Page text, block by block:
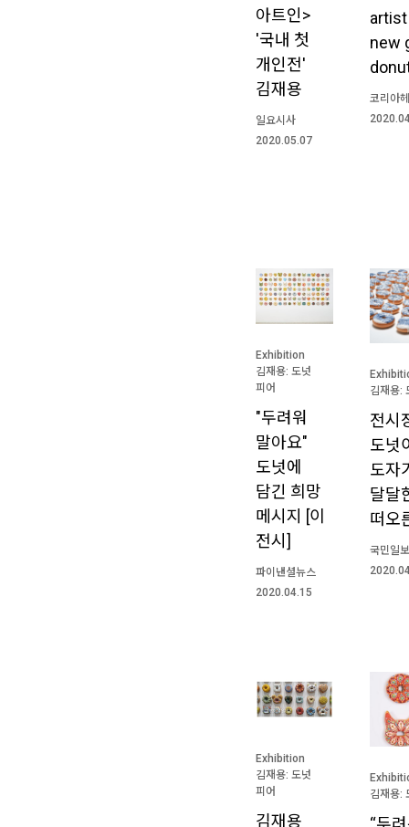
아트인>
'국내 첫
개인전'
김재용
일요시사
2020.05.07
new
코리아
Exhibition
김재용: 도넛
피어
"두려워
말아요"
도넛에
담긴 희망
메시지 [이
전시]
파이낸셜뉴스
2020.04.15
김재용:
전시
도넛
도자
달달
떠오
국민일보
Exhibition
김재용: 도넛
피어
김재용
김재용: